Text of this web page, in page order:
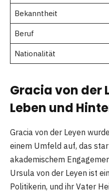
Bekanntheit
Beruf
Nationalität
Gracia von der
Leben und
Gracia von der Leyen
einem Umfeld auf, das
akademischem
Ursula von der Leyen ist
Politikerin, und ihr Vater